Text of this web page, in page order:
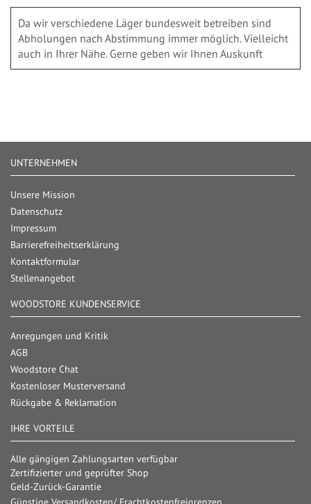
Da wir verschiedene Läger bundesweit betreiben sind
Abholungen nach Abstimmung immer möglich. Vielleicht
auch in Ihrer Nähe. Gerne geben wir Ihnen Auskunft
UNTERNEHMEN
Unsere Mission
Datenschutz
Impressum
Barrierefreiheitserklärung
Kontaktformular
Stellenangebot
WOODSTORE KUNDENSERVICE
Anregungen und Kritik
AGB
Woodstore Chat
Kostenloser Musterversand
Rückgabe & Reklamation
IHRE VORTEILE
Alle gängigen Zahlungsarten verfügbar
Zertifizierter und geprüfter Shop
Geld-Zurück-Garantie